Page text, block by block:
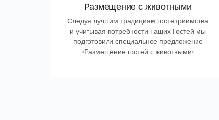
Размещение с животными
Следуя лучшим традициям гостеприимства
и учитывая потребности наших Гостей мы
подготовили специальное предложение
«Размещение гостей с животными»